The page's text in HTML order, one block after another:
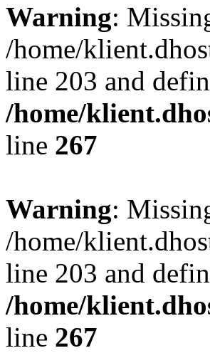
Warning:
/home/
line 203 and
/home/
line 267
Warning:
/home/
line 203 and
/home/
line 267